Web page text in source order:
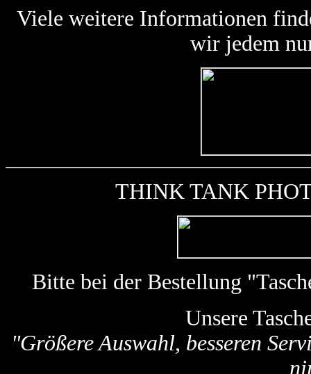
Viele weitere Informationen
wir jedem
THINK TANK
Bitte bei der Bestellung
Unsere
"Größere Auswahl, besseren